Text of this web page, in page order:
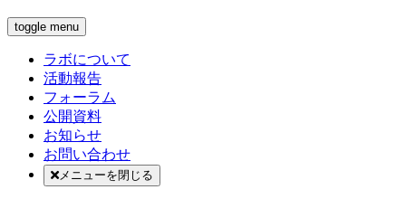
toggle menu
ラボについて
活動報告
フォーラム
公開資料
お知らせ
お問い合わせ
メニューを閉じる